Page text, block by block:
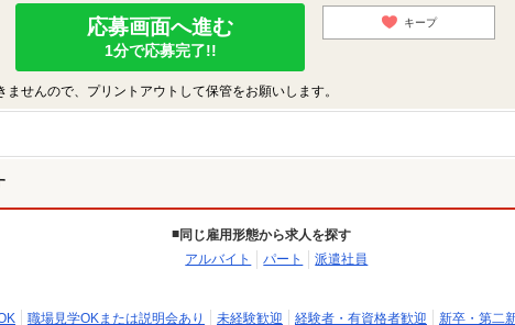
応募画面へ進む
1分で応募完了!!
キープ
せんので、プリントアウトして保管をお願いします。
同じ雇用形態から求人を探す
アルバイト
パート 派遣社員
職場見学OKまたは説明会あり 未経験歓迎 経験者・有資格者歓迎 新卒・第二